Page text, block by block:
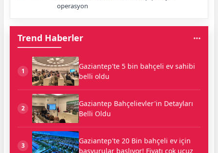
operasyon
Trend Haberler
1
Gaziantep'te 5 bin bahçeli ev sahibi
belli oldu
2
Gaziantep Bahçelievler'in Detayları
Belli Oldu
3
Gaziantep'te 20 Bin bahçeli ev için
başvurular başlıyor! Fiyatı çok ucuz